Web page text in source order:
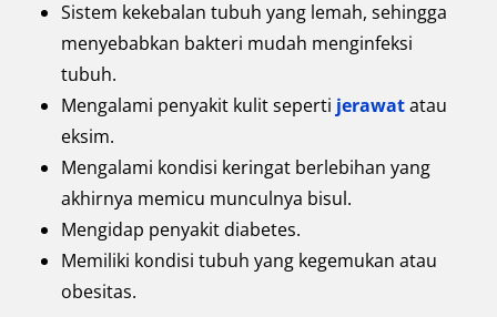
Sistem kekebalan tubuh yang lemah, sehingga
menyebabkan bakteri mudah menginfeksi
tubuh.
Mengalami penyakit kulit seperti jerawatatau
eksim.
Mengalami kondisi keringat berlebihan yang
akhirnya memicu munculnya bisul.
Mengidap penyakit diabetes.
Memiliki kondisi tubuh yang kegemukan atau
obesitas.